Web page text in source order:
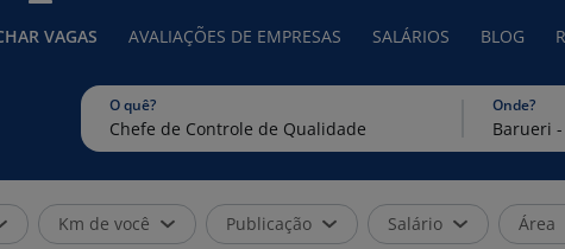
VAGAS AVALIAÇÕES DE EMPRESAS SALÁRIOS BLOG
O quê? Onde?
Km de você Publicação Salário Área